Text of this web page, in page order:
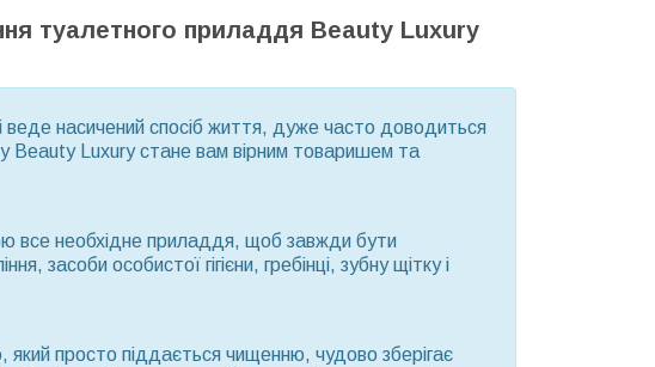
туалетного приладдя Beauty Luxury
і веде насичений спосіб життя, дуже часто доводиться
Beauty Luxury стане вам вірним товаришем та
все необхідне приладдя, щоб завжди бути
засоби особистої гігієни, гребінці, зубну щітку і
який просто піддається чищенню, чудово зберігає